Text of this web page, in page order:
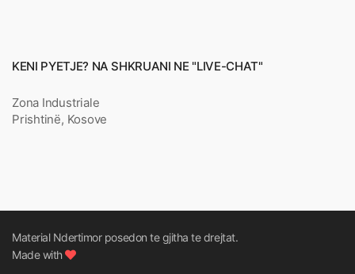
KENI PYETJE? NA SHKRUANI NE "LIVE-CHAT"
Zona Industriale
Prishtinë, Kosove
Material Ndertimor posedon te gjitha te drejtat.
Made with